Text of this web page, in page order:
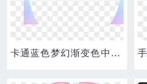
卡通蓝色梦幻渐变色中括号素材